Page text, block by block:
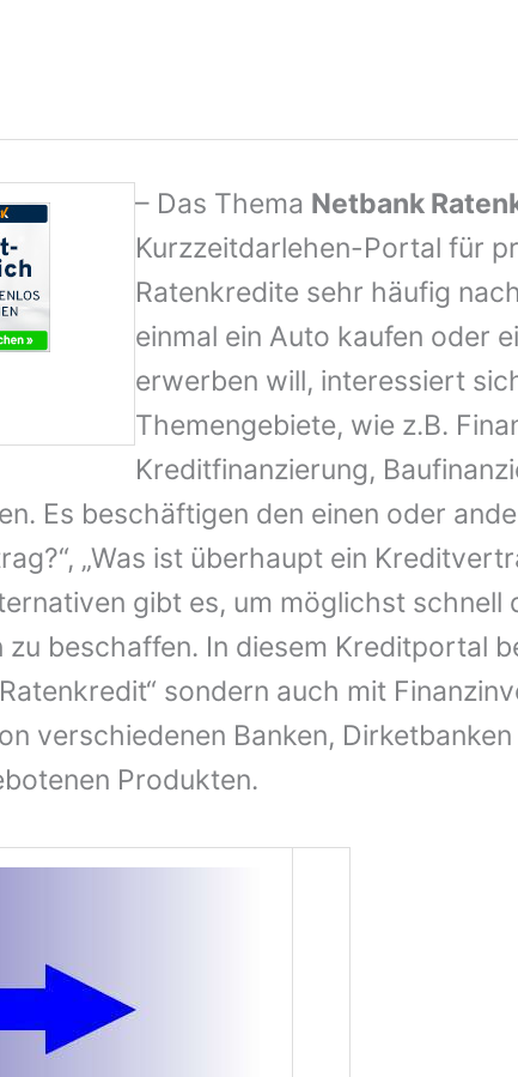
– Das Thema Netbank
Kurzzeitdarlehen-Portal für
Ratenkredite sehr häufig
einmal ein Auto kaufen oder
erwerben will, interessiert
Themengebiete, wie z.B.
Kreditfinanzierung,
Es beschäftigen den einen oder
„Was ist überhaupt ein
gibt es, um möglichst schnell
zu beschaffen. In diesem Kreditportal
sondern auch mit
verschiedenen Banken,
Produkten.